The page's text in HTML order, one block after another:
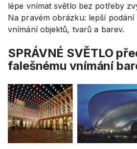
lépe vnímat světlo bez potřeby
Na pravém obrázku: lepší podání
vnímání objektů, tvarů a barev.
SPRÁVNÉ SVĚTLO
falešnému vnímání